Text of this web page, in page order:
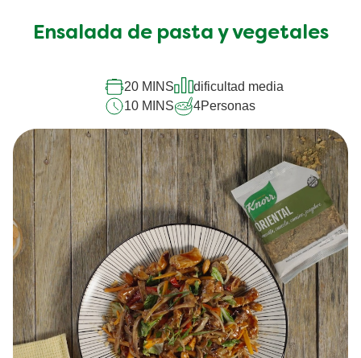
han
calificaciones
para
este
recipe
Ensalada de pasta y vegetales
20 MINS
dificultad media
10 MINS
4Personas